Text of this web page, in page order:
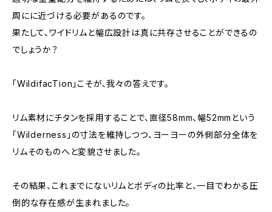
周にに近づける必要があるのです。
果たして、ワイドリムと幅広設計は真に共存させることができるの
でしょうか？
「WildifacTion」こそが、我々の答えです。
リム素材にチタンを採用することで、直径58mm、幅52mmという
「Wilderness」の寸法を維持しつつ、ヨーヨーの外側部分全体を
リムそのものへと変貌させました。
その結果、これまでにないリムとボディの比率と、一目でわかる圧
倒的な存在感が生まれました。